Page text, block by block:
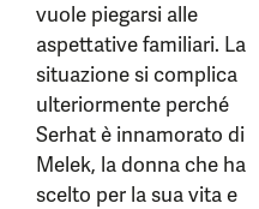
vuole piegarsi alle
aspettative familiari. La
situazione si complica
ulteriormente perché
Serhat è innamorato di
Melek, la donna che ha
scelto per la sua vita e